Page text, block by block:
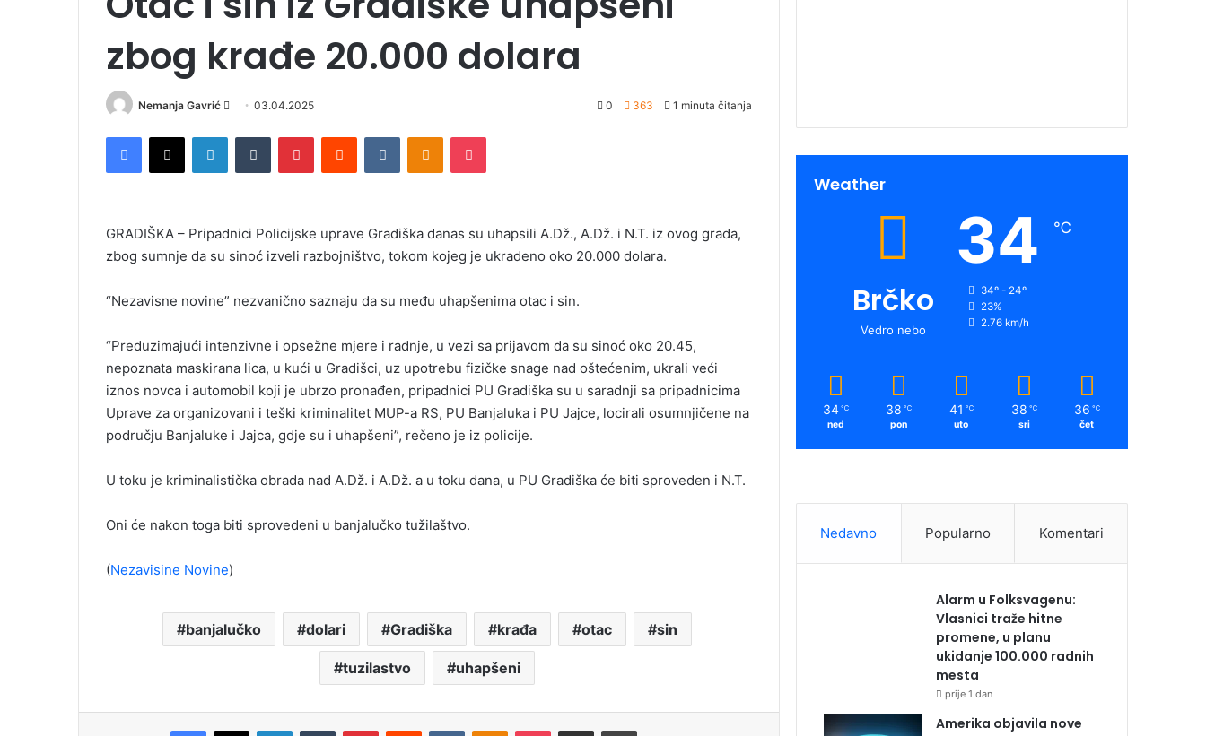
zbog krađe 20.000 dolara
Nemanja Gavrić
d
e
m
03.04.2025 0 363 1 minuta čitanja
GRADIŠKA – Pripadnici Policijske uprave Gradiška danas su uhapsili A.Dž., A.Dž. i N.T. iz ovog grada,
zbog sumnje da su sinoć izveli razbojništvo, tokom kojeg je ukradeno oko 20.000 dolara.
“Nezavisne novine” nezvanično saznaju da su među uhapšenima otac i sin.
“Preduzimajući intenzivne i opsežne mjere i radnje, u vezi sa prijavom da su sinoć oko 20.45,
nepoznata maskirana lica, u kući u Gradišci, uz upotrebu fizičke snage nad oštećenim, ukrali veći
iznos novca i automobil koji je ubrzo pronađen, pripadnici PU Gradiška su u saradnji sa pripadnicima
Uprave za organizovani i teški kriminalitet MUP-a RS, PU Banjaluka i PU Jajce, locirali osumnjičene na
području Banjaluke i Jajca, gdje su i uhapšeni”, rečeno je iz policije.
U toku je kriminalistička obrada nad A.Dž. i A.Dž. a u toku dana, u PU Gradiška će biti sproveden i N.T.
Oni će nakon toga biti sprovedeni u banjalučko tužilaštvo.
(Nezavisine Novine)
banjalučko dolari Gradiška krađa otac sin
tuzilastvo uhapšeni
Weather
Brčko
Vedro nebo
34 ℃
34º - 24º
23%
2.76 km/h
34 ℃
ned
38 ℃
pon
41 ℃
uto
38 ℃
sri
36 ℃
čet
Nedavno Popularno Komentari
Alarm u Folksvagenu:
Vlasnici traže hitne
promene, u planu
ukidanje 100.000 radnih
mesta
prije 1 dan
Amerika objavila nove